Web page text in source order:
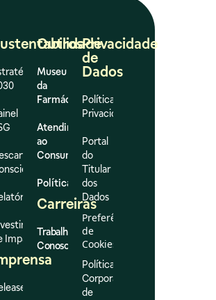
Impacto
Outros
Museu
da
Farmácia
Atendimento
ao
Consumidor
Políticas
Carreiras
Trabalhe
Conosco
Privacidade
de
Dados
Política de
Privacidade
Portal
do
Titular
dos
Dados
Preferências
de
Cookies
Política
Corporativa
de